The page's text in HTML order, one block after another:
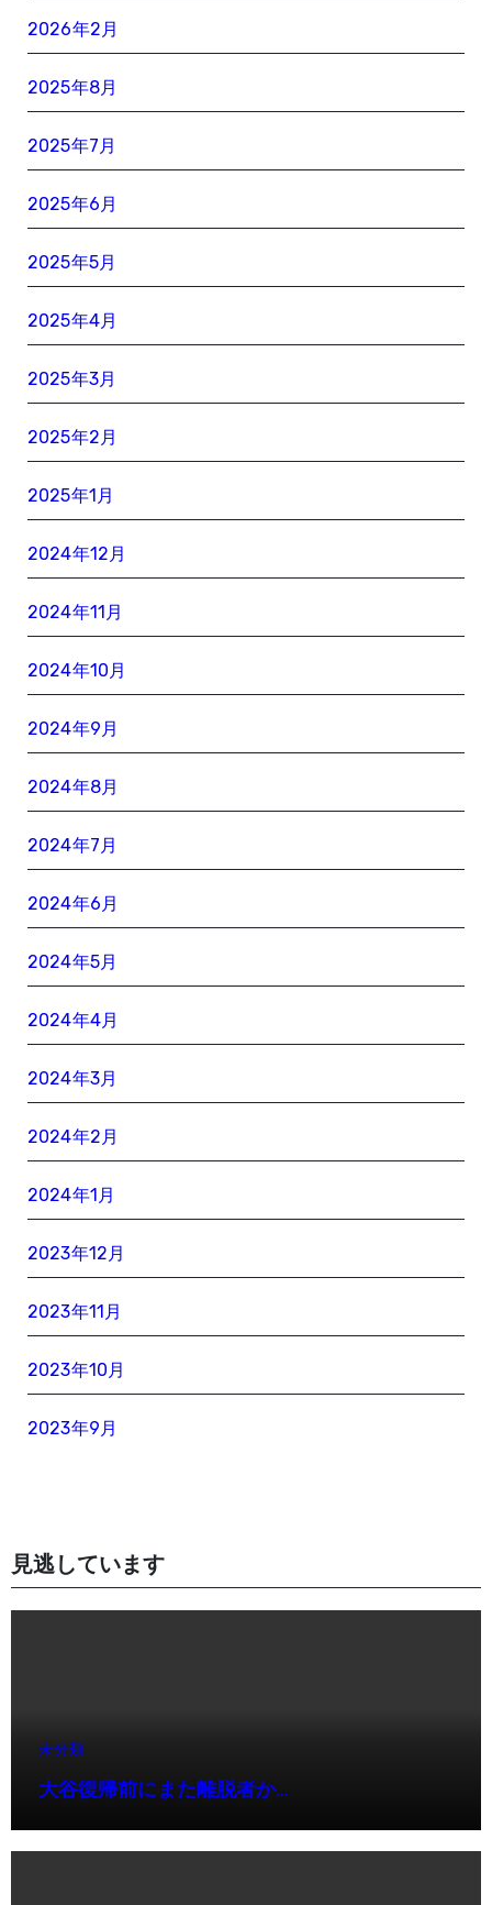
2026年2月
2025年8月
2025年7月
2025年6月
2025年5月
2025年4月
2025年3月
2025年2月
2025年1月
2024年12月
2024年11月
2024年10月
2024年9月
2024年8月
2024年7月
2024年6月
2024年5月
2024年4月
2024年3月
2024年2月
2024年1月
2023年12月
2023年11月
2023年10月
2023年9月
見逃しています
未分類
大谷復帰前にまた離脱者か…